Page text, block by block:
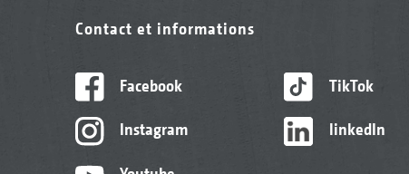
Contact et informations
Facebook
Instagram
TikTok
linkedIn